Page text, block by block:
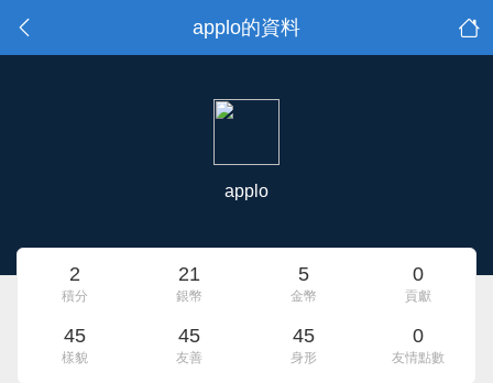
applo的資料
applo
2
積分
21
銀幣
5
金幣
0
貢獻
45
樣貌
45
友善
45
身形
0
友情點數